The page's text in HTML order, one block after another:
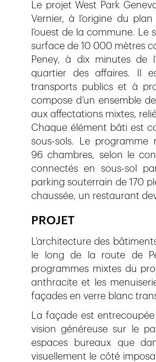
Le projet West Park
Vernier, à l’origine du
l’ouest de la commune. Le
surface de 10 000 mètres
Peney, à dix minutes de
quartier des affaires. Il
transports publics et à
compose d’un ensemble
aux affectations mixtes,
Chaque élément bâti est
sous-sols. Le
96 chambres, selon le
connectés en sous-sol
parking souterrain de 170
chaussée, un restaurant
PROJET
L’architecture des
le long de la route de
programmes mixtes du
anthracite et les
façades en verre blanc
La façade est
vision généreuse sur le
espaces bureaux que
visuellement le côté